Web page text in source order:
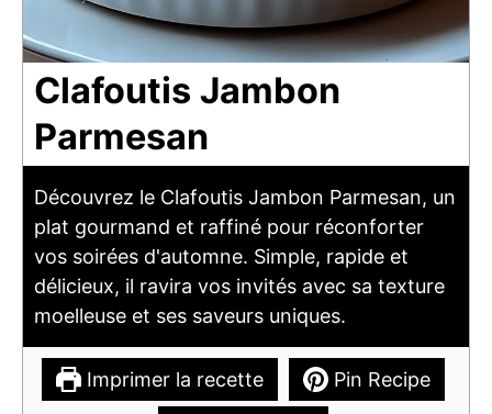
Clafoutis Jambon
Parmesan
Découvrez le Clafoutis Jambon Parmesan, un
plat gourmand et raffiné pour réconforter
vos soirées d'automne. Simple, rapide et
délicieux, il ravira vos invités avec sa texture
moelleuse et ses saveurs uniques.
Imprimer la recette Pin Recipe